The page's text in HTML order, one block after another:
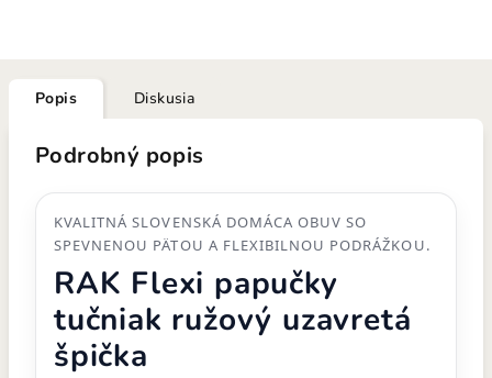
Popis Diskusia
Podrobný popis
KVALITNÁ SLOVENSKÁ DOMÁCA OBUV SO
SPEVNENOU PÄTOU A FLEXIBILNOU PODRÁŽKOU.
RAK Flexi papučky
tučniak ružový uzavretá
špička